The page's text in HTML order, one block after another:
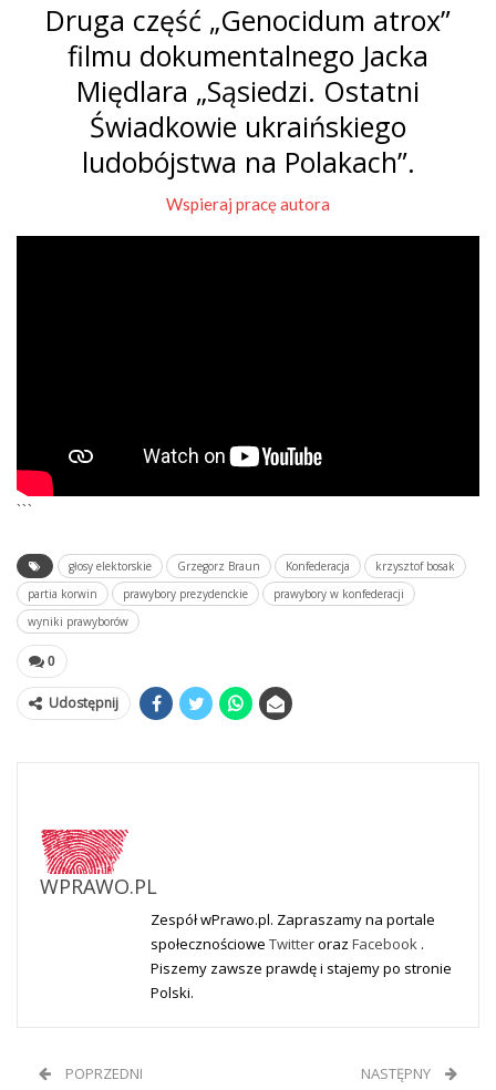
Druga część „Genocidum atrox”
filmu dokumentalnego Jacka
Międlara „Sąsiedzi. Ostatni
Świadkowie ukraińskiego
ludobójstwa na Polakach”.
Wspieraj pracę autora
```
głosy elektorskie Grzegorz Braun Konfederacja
krzysztof bosak
partia korwin
prawybory prezydenckie
prawybory w konfederacji
wyniki prawyborów
0
Udostępnij
WPRAWO.PL
Zespół wPrawo.pl. Zapraszamy na portale
społecznościowe Twitteroraz Facebook .
Piszemy zawsze prawdę i stajemy po stronie
Polski.
POPRZEDNI NASTĘPNY